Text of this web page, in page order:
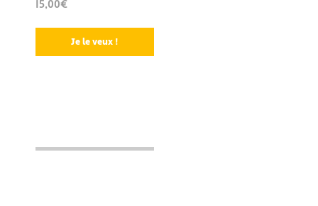
15,00€
Je le veux !